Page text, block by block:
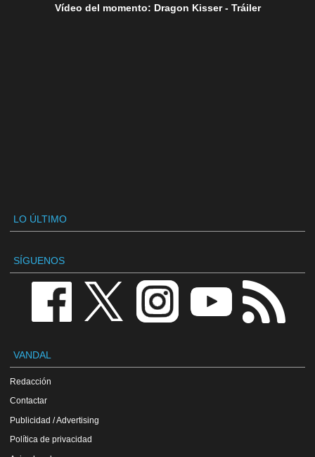
Vídeo del momento: Dragon Kisser - Tráiler
LO ÚLTIMO
SÍGUENOS
VANDAL
Redacción
Contactar
Publicidad / Advertising
Política de privacidad